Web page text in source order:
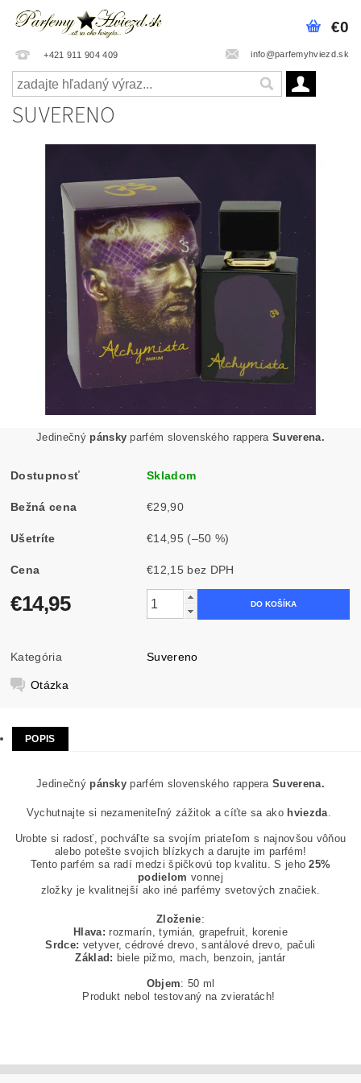
+421 911 904 409 info@parfemyhviezd.sk
€0
SUVERENO
Jedinečnýpánsky parfém slovenského rapperaSuverena.
Dostupnosť Skladom
Bežná cena €29,90
Ušetríte €14,95 (–50 %)
Cena €12,15 bez DPH
€14,95
Kategória Suvereno
Otázka
POPIS
Jedinečnýpánsky parfém slovenského rapperaSuverena.
Vychutnajte si nezameniteľný zážitok a cíťte sa ako hviezda.
Urobte si radosť, pochváľte sa svojím priateľom s najnovšou vôňou
alebo potešte svojich blízkych a darujte im parfém!
Tento parfém sa radí medzi špičkovú top kvalitu. S jeho25%
podielom vonnej
zložky je kvalitnejší ako iné parfémy svetových značiek.
Zloženie:
Hlava:rozmarín, tymián, grapefruit, korenie
Srdce: vetyver, cédrové drevo, santálové drevo, pačuli
Základ: biele pižmo, mach, benzoin, jantár
Objem: 50 ml
Produkt nebol testovaný na zvieratách!